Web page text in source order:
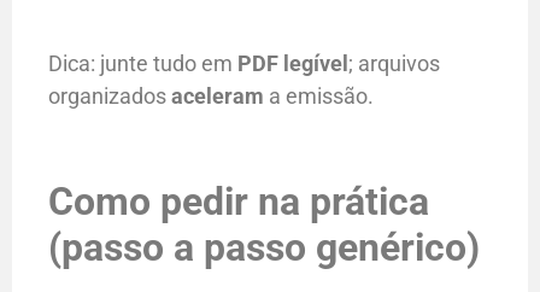
Dica: junte tudo em PDF legível; arquivos
organizadosaceleram a emissão.
Como pedir na prática
(passo a passo genérico)